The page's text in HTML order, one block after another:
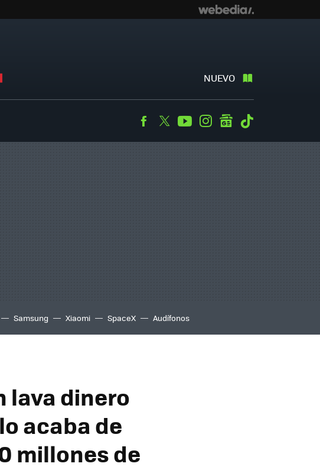
NUEVO
Facebook
TwitterYoutubeInstagramgooglenews
Samsung Xiaomi SpaceX Audífonos
lava dinero
acaba de
millones de